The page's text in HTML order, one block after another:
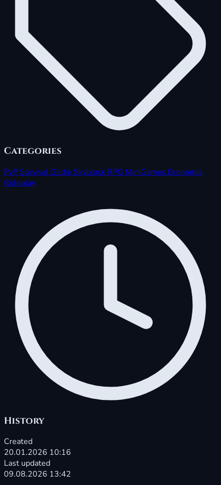
Categories
PvP Survival Gildie Skyblock RPG MiniGames Ekonomia
Roleplay
History
Created
20.01.2026 10:16
Last updated
09.08.2026 13:42